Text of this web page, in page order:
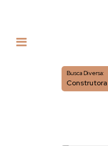
Busca Diversa:
Construtora